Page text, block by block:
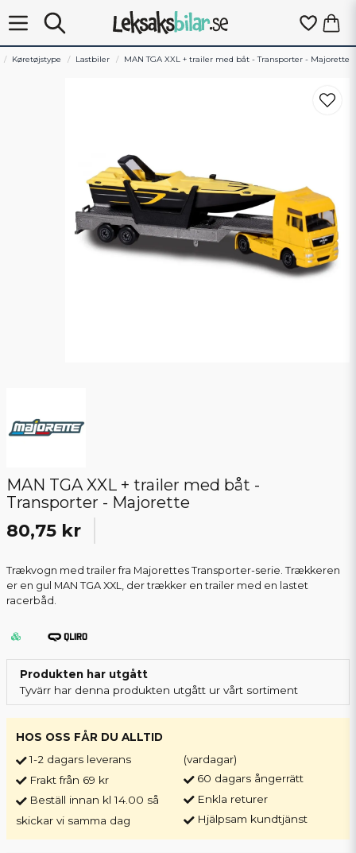
Køretøjstype Lastbiler MAN TGA XXL + trailer med båt - Transporter - Majorette
MAN TGA XXL + trailer med båt -
Transporter - Majorette
80,75 kr
Trækvogn med trailer fra Majorettes Transporter-serie. Trækkeren
er en gul MAN TGA XXL, der trækker en trailer med en lastet
racerbåd.
Produkten har utgått
Tyvärr har denna produkten utgått ur vårt sortiment
HOS OSS FÅR DU ALLTID
1-2 dagars leverans
Frakt från 69 kr
Beställ innan kl 14.00 så
skickar vi samma dag
(vardagar)
60 dagars ångerrätt
Enkla returer
Hjälpsam kundtjänst